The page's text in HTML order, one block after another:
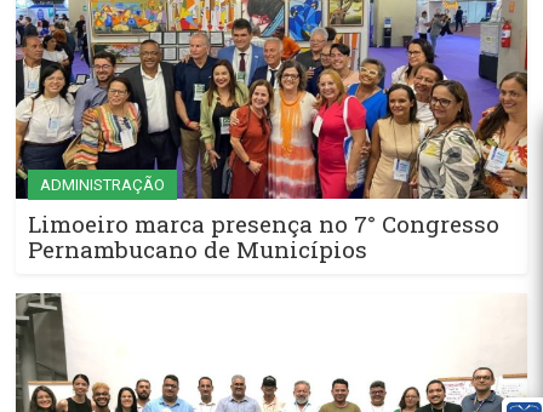
ADMINISTRAÇÃO
Limoeiro marca presença no 7° Congresso
Pernambucano de Municípios